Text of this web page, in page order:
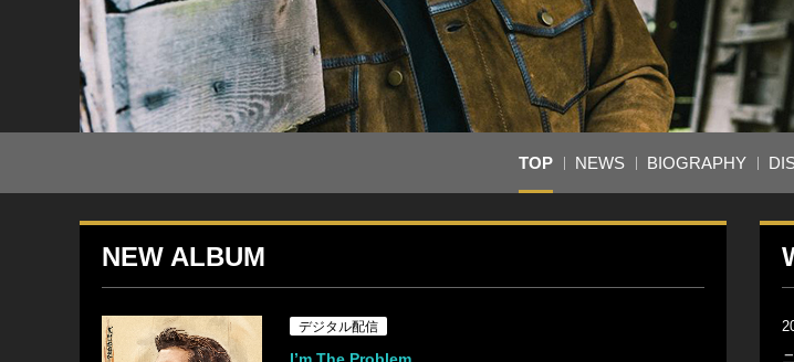
TOP NEWS BIOGRAPHY
NEW ALBUM
デジタル配信